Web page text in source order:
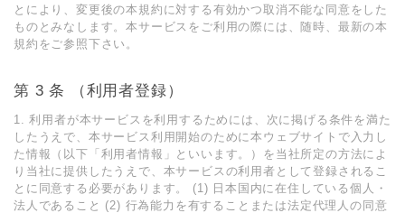
とにより、変更後の本規約に対する有効かつ取消不能な同意をした
ものとみなします。本サービスをご利⽤の際には、随時、最新の本
規約をご参照下さい。
第 3 条 （利⽤者登録）
1. 利⽤者が本サービスを利⽤するためには、次に掲げる条件を満た
したうえで、本サービス利⽤開始のために本ウェブサイトで⼊⼒し
た情報（以下「利⽤者情報」といいます。）を当社所定の⽅法によ
り当社に提供したうえで、本サービスの利⽤者として登録されるこ
とに同意する必要があります。 (1) ⽇本国内に在住している個⼈・
法⼈であること (2) ⾏為能⼒を有することまたは法定代理⼈の同意